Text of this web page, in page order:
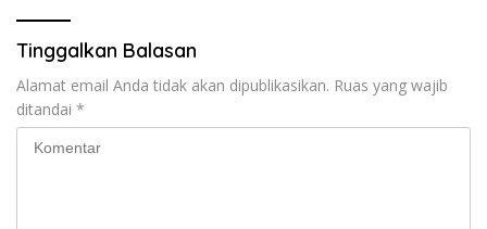
Tinggalkan Balasan
Alamat email Anda tidak akan dipublikasikan. Ruas yang wajib
ditandai *